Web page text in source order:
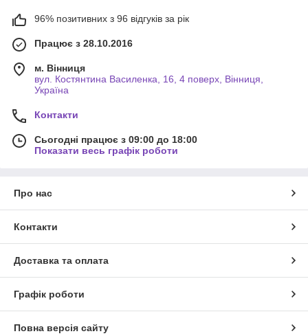
96% позитивних з 96 відгуків за рік
Працює з 28.10.2016
м. Вінниця
вул. Костянтина Василенка, 16, 4 поверх, Вінниця,
Україна
Контакти
Сьогодні працює з 09:00 до 18:00
Показати весь графік роботи
Про нас
Контакти
Доставка та оплата
Графік роботи
Повна версія сайту